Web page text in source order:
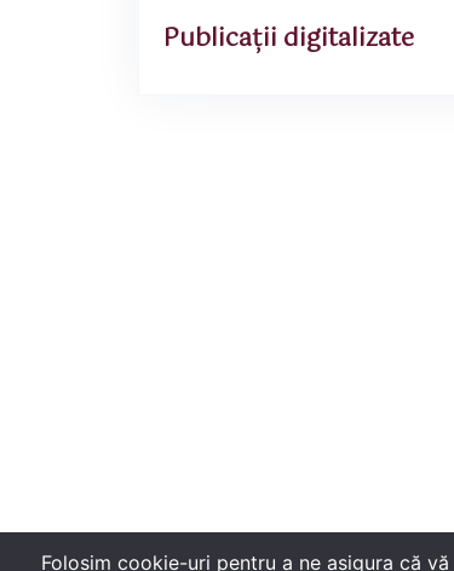
Publicații digitalizate
Folosim cookie-uri pentru a ne asigura că